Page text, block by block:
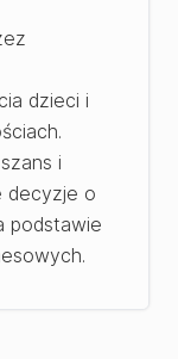
dzieci i
i
decyzje o
podstawie